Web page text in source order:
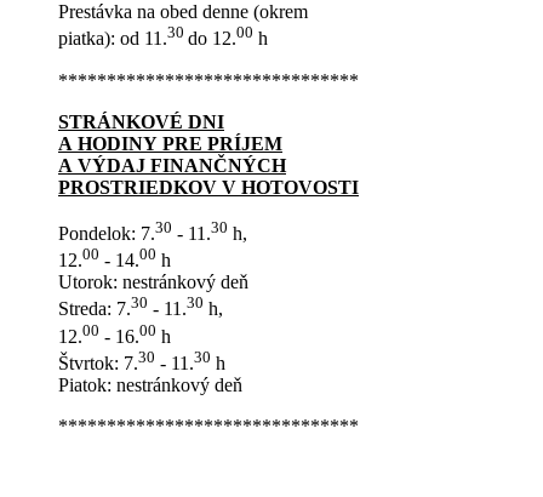
Prestávka na obed denne (okrem
piatka): od 11.30 do 12.00 h
*******************************
STRÁNKOVÉ DNI
A HODINY PRE PRÍJEM
A VÝDAJ FINANČNÝCH
PROSTRIEDKOV V HOTOVOSTI
Pondelok: 7.30 - 11.30 h,
12.00 - 14.00 h
Utorok: nestránkový deň
Streda: 7.30 - 11.30 h,
12.00 - 16.00 h
Štvrtok: 7.30 - 11.30 h
Piatok: nestránkový deň
*******************************